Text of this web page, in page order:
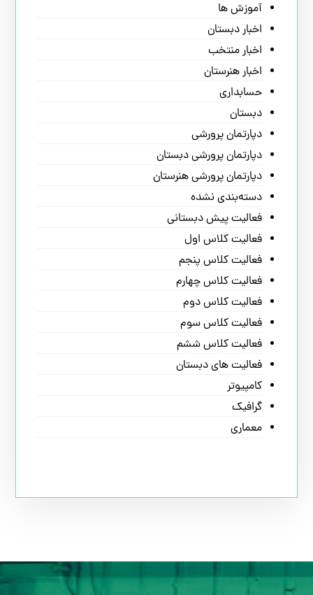
آموزش ها
اخبار دبستان
اخبار منتخب
اخبار هنرستان
حسابداری
دبستان
دپارتمان پرورشی
دپارتمان پرورشی دبستان
دپارتمان پرورشی هنرستان
دسته‌بندی نشده
فعالیت پیش دبستانی
فعالیت کلاس اول
فعالیت کلاس پنجم
فعالیت کلاس چهارم
فعالیت کلاس دوم
فعالیت کلاس سوم
فعالیت کلاس ششم
فعالیت های دبستان
کامپیوتر
گرافیک
معماری